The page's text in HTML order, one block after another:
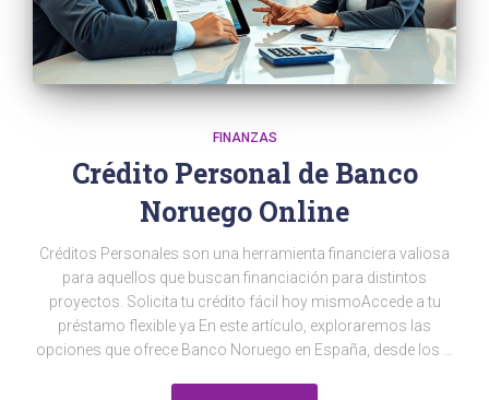
FINANZAS
Crédito Personal de Banco
Noruego Online
Créditos Personales son una herramienta financiera valiosa
para aquellos que buscan financiación para distintos
proyectos. Solicita tu crédito fácil hoy mismoAccede a tu
préstamo flexible ya En este artículo, exploraremos las
opciones que ofrece Banco Noruego en España, desde los …